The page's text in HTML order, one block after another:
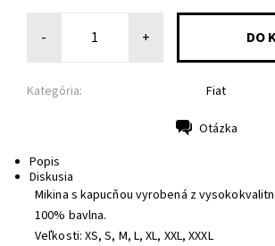
- +
Kategória: Fiat
Otázka
Popis
Diskusia
Mikina s kapucňou vyrobená z
100% bavlna.
Veľkosti: XS, S, M, L, XL, XXL, XXXL